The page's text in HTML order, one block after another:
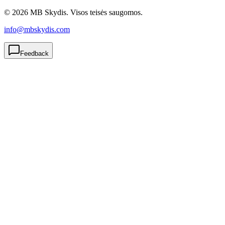
© 2026 MB Skydis. Visos teisės saugomos.
info@mbskydis.com
Feedback